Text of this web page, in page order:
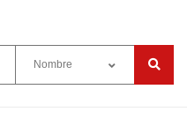
Nombre